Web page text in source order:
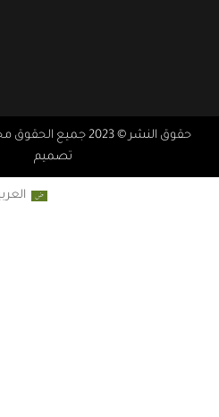
حقوق النشر © 2023 جميع الحقوق محفوظة
تصميمReal Agency
العربية